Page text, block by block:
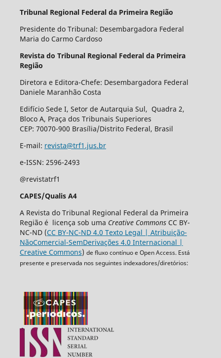
Tribunal Regional Federal da Primeira Região
Presidente do Tribunal: Desembargadora Federal
Maria do Carmo Cardoso
Revista do Tribunal Regional Federal da Primeira
Região
Diretora e Editora-Chefe: Desembargadora Federal
Daniele Maranhão Costa
Edifício Sede I, Setor de Autarquia Sul, Quadra 2,
Bloco A, Praça dos Tribunais Superiores
CEP: 70070-900 Brasília/Distrito Federal, Brasil
E-mail: revista@trf1.jus.br
e-ISSN: 2596-2493
@revistatrf1
CAPES/Qualis A4
A Revista do Tribunal Regional Federal da Primeira
Região é licença sob uma Creative CommonsCC BY-
NC-ND (CC BY-NC-ND 4.0 Texto Legal | Atribuição-
NãoComercial-SemDerivações 4.0 Internacional |
Creative Commons) de fluxo contínuo e Open Access. Está
presente e preservada nos seguintes indexadores/diretórios: